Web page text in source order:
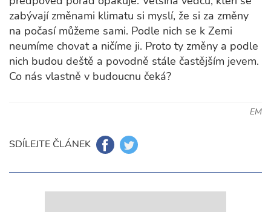
zabývají změnami klimatu si myslí, že si za změny
na počasí můžeme sami. Podle nich se k Zemi
neumíme chovat a ničíme ji. Proto ty změny a podle
nich budou deště a povodně stále častějším jevem.
Co nás vlastně v budoucnu čeká?
EM
SDÍLEJTE ČLÁNEK